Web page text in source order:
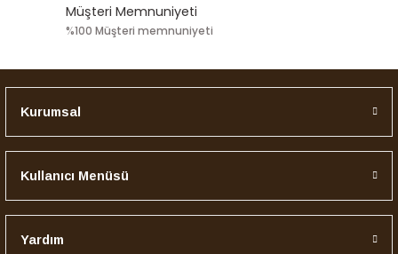
Müşteri Memnuniyeti
%100 Müşteri memnuniyeti
Kurumsal
Kullanıcı Menüsü
Yardım